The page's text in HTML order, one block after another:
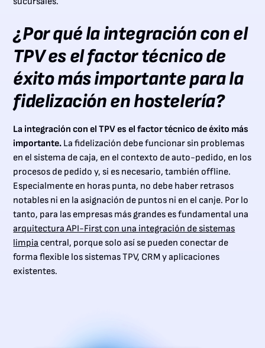
¿Por qué la integración con el
TPV es el factor técnico de
éxito más importante para la
fidelización en hostelería?
La integración con el TPV es el factor técnico de éxito más
importante. La fidelización debe funcionar sin problemas
en el sistema de caja, en el contexto de auto-pedido, en los
procesos de pedido y, si es necesario, también offline.
Especialmente en horas punta, no debe haber retrasos
notables ni en la asignación de puntos ni en el canje. Por lo
tanto, para las empresas más grandes es fundamental una
arquitectura API-First con una integración de sistemas
limpia central, porque solo así se pueden conectar de
forma flexible los sistemas TPV, CRM y aplicaciones
existentes.